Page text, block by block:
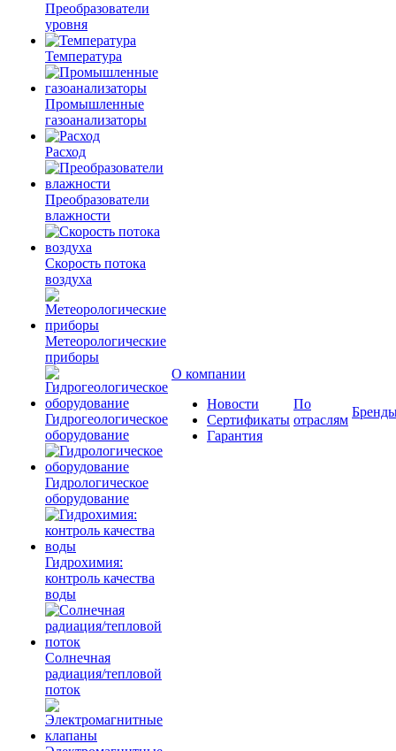
Преобразователи
уровня
Температура
Промышленные
газоанализаторы
Расход
Преобразователи
влажности
Скорость потока
воздуха
Метеорологические
приборы
Гидрогеологическое
оборудование
Гидрологическое
оборудование
Гидрохимия:
контроль качества
воды
Солнечная
радиация/тепловой
поток
О компании
Новости
Сертификаты
Гарантия
По
отраслям